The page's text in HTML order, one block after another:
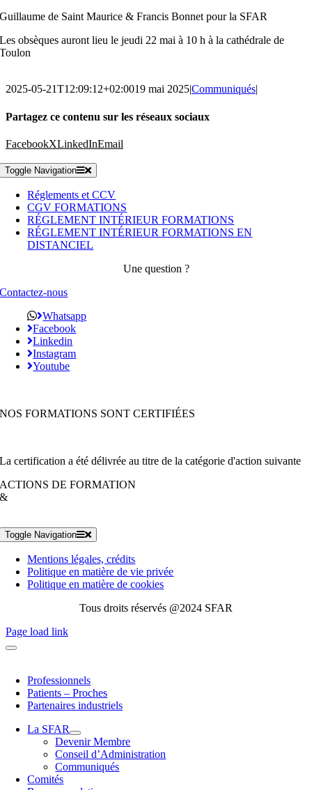
Guillaume de Saint Maurice & Francis Bonnet pour la SFAR
Les obsèques auront lieu le jeudi 22 mai à 10 h à la cathédrale de
Toulon
2025-05-21T12:09:12+02:0019 mai 2025|Communiqués|
Partagez ce contenu sur les réseaux sociaux
FacebookXLinkedInEmail
Toggle Navigation
Réglements et CCV
CGV FORMATIONS
RÉGLEMENT INTÉRIEUR FORMATIONS
RÉGLEMENT INTÉRIEUR FORMATIONS EN
DISTANCIEL
Une question ?
Contactez-nous
Whatsapp
Facebook
Linkedin
Instagram
Youtube
NOS FORMATIONS SONT CERTIFIÉES
La certification a été délivrée au titre de la catégorie d'action suivante
ACTIONS DE FORMATION
&
Toggle Navigation
Mentions légales, crédits
Politique en matière de vie privée
Politique en matière de cookies
Tous droits réservés @2024 SFAR
Page load link
Professionnels
Patients – Proches
Partenaires industriels
La SFAR
Devenir Membre
Conseil d’Administration
Communiqués
Comités